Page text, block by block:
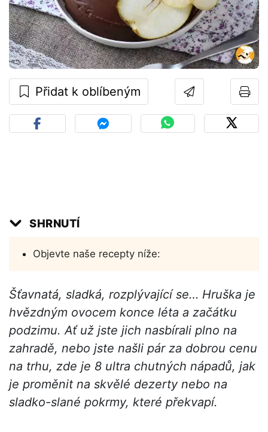
Přidat k oblíbeným
SHRNUTÍ
Objevte naše recepty níže:
Šťavnatá, sladká, rozplývající se… Hruška je
hvězdným ovocem konce léta a začátku
podzimu. Ať už jste jich nasbírali plno na
zahradě, nebo jste našli pár za dobrou cenu
na trhu, zde je 8 ultra chutných nápadů, jak
je proměnit na skvělé dezerty nebo na
sladko-slané pokrmy, které překvapí.